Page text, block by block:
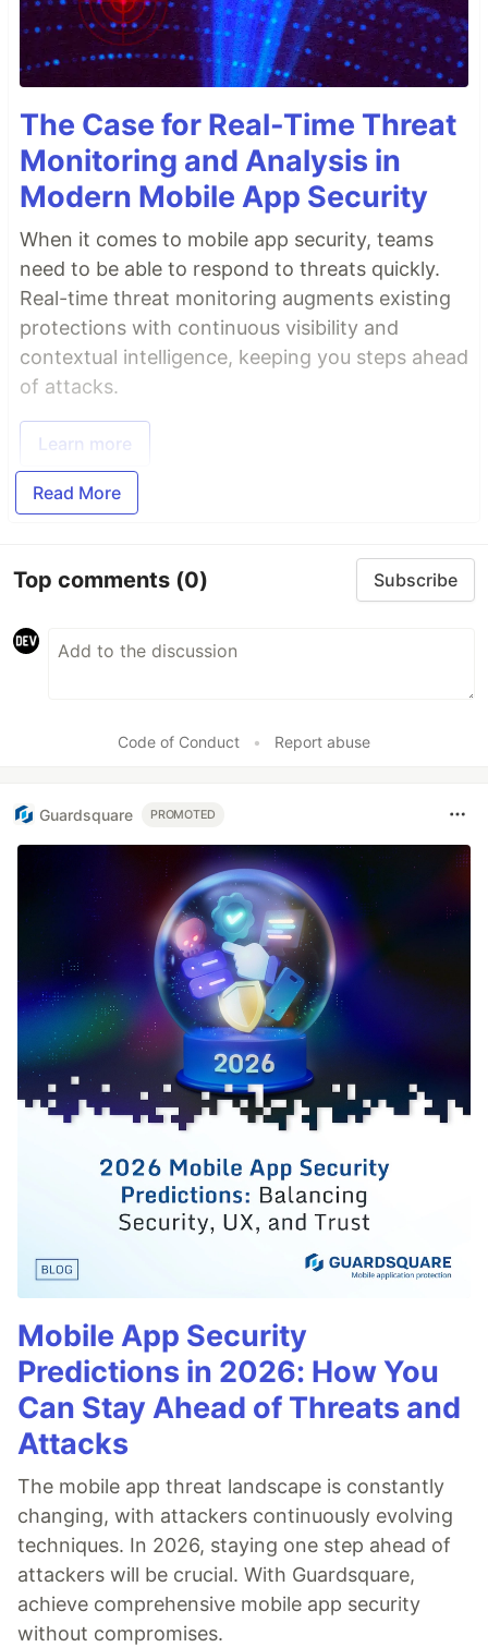
The Case for Real-Time Threat
Monitoring and Analysis in
Modern Mobile App Security
When it comes to mobile app security, teams
need to be able to respond to threats quickly.
Real-time threat monitoring augments existing
protections with continuous visibility and
contextual intelligence, keeping you steps ahead
of attacks.
Learn more
Read More
Top comments (0) Subscribe
Code of Conduct • Report abuse
Guardsquare PROMOTED
Mobile App Security
Predictions in 2026: How You
Can Stay Ahead of Threats and
Attacks
The mobile app threat landscape is constantly
changing, with attackers continuously evolving
techniques. In 2026, staying one step ahead of
attackers will be crucial. With Guardsquare,
achieve comprehensive mobile app security
without compromises.